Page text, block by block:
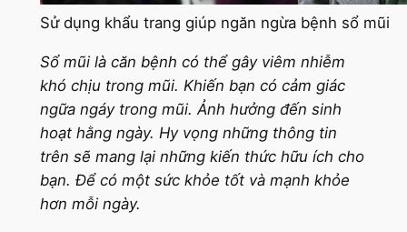
Sử dụng khẩu trang giúp ngăn ngừa bệnh sổ mũi
Sổ mũi là căn bệnh có thể gây viêm nhiễm
khó chịu trong mũi. Khiến bạn có cảm giác
ngữa ngáy trong mũi. Ảnh hưởng đến sinh
hoạt hằng ngày. Hy vọng những thông tin
trên sẽ mang lại những kiến thức hữu ích cho
bạn. Để có một sức khỏe tốt và mạnh khỏe
hơn mỗi ngày.